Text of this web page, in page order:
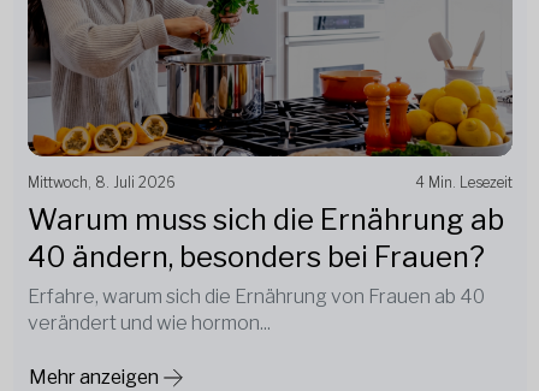
Mittwoch, 8. Juli 2026 4 Min. Lesezeit
Warum muss sich die Ernährung ab
40 ändern, besonders bei Frauen?
Erfahre, warum sich die Ernährung von Frauen ab 40
verändert und wie hormon...
Mehr anzeigen